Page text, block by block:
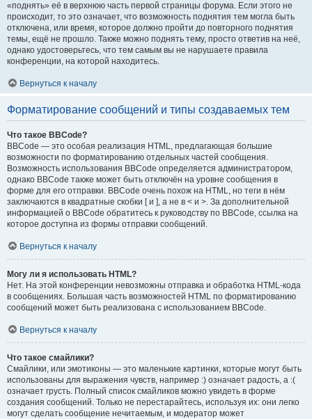
«поднять» её в верхнюю часть первой страницы форума. Если этого не
происходит, то это означает, что возможность поднятия тем могла быть
отключена, или время, которое должно пройти до повторного поднятия
темы, ещё не прошло. Также можно поднять тему, просто ответив на неё,
однако удостоверьтесь, что тем самым вы не нарушаете правила
конференции, на которой находитесь.
Вернуться к началу
Форматирование сообщений и типы создаваемых тем
Что такое BBCode?
BBCode — это особая реализация HTML, предлагающая большие
возможности по форматированию отдельных частей сообщения.
Возможность использования BBCode определяется администратором,
однако BBCode также может быть отключён на уровне сообщения в
форме для его отправки. BBCode очень похож на HTML, но теги в нём
заключаются в квадратные скобки [ и ], а не в < и >. За дополнительной
информацией о BBCode обратитесь к руководству по BBCode, ссылка на
которое доступна из формы отправки сообщений.
Вернуться к началу
Могу ли я использовать HTML?
Нет. На этой конференции невозможны отправка и обработка HTML-кода
в сообщениях. Большая часть возможностей HTML по форматированию
сообщений может быть реализована с использованием BBCode.
Вернуться к началу
Что такое смайлики?
Смайлики, или эмотиконы — это маленькие картинки, которые могут быть
использованы для выражения чувств, например :) означает радость, а :(
означает грусть. Полный список смайликов можно увидеть в форме
создания сообщений. Только не перестарайтесь, используя их: они легко
могут сделать сообщение нечитаемым, и модератор может